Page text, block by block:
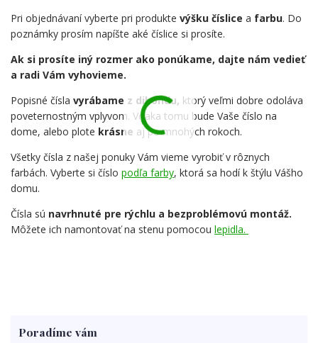
Pri objednávaní vyberte pri produkte výšku číslice a farbu. Do
poznámky prosím napíšte aké číslice si prosíte.
Ak si prosíte iný rozmer ako ponúkame, dajte nám vedieť
a radi Vám vyhovieme.
Popisné čísla vyrábame z dibondu, ktorý veľmi dobre odoláva
poveternostným vplyvom. Vďaka tomu bude Vaše číslo na
dome, alebo plote krásne aj po mnohých rokoch.
Všetky čísla z našej ponuky Vám vieme vyrobiť v rôznych
farbách. Vyberte si číslo podľa farby, ktorá sa hodí k štýlu Vášho
domu.
Čísla sú navrhnuté pre rýchlu a bezproblémovú montáž.
Môžete ich namontovať na stenu pomocou lepidla.
Poradíme vám